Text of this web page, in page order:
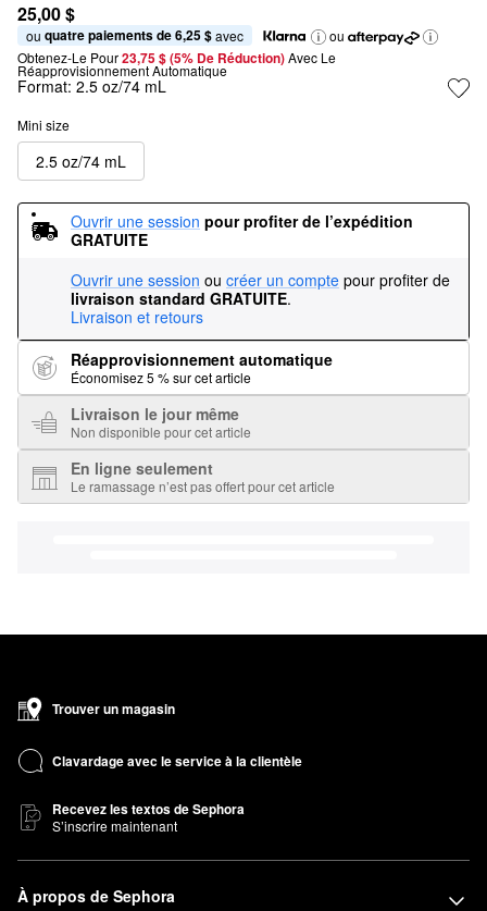
25,00 $
ou quatre paiements de 6,25 $ avec
ou
Obtenez-Le Pour23,75 $ (5% De Réduction) Avec Le
Réapprovisionnement Automatique
Format: 2.5 oz/74 mL
Mini size
2.5 oz/74 mL
Ouvrir une session pour profiter de l’expédition
GRATUITE
Ouvrir une session ou créer un compte pour profiter de
livraison standard GRATUITE.
Livraison et retours
Réapprovisionnement automatique
Économisez 5 % sur cet article
Livraison le jour même
Non disponible pour cet article
En ligne seulement
Le ramassage n’est pas offert pour cet article
Trouver un magasin
Clavardage avec le service à la clientèle
Recevez les textos de Sephora
S’inscrire maintenant
À propos de Sephora